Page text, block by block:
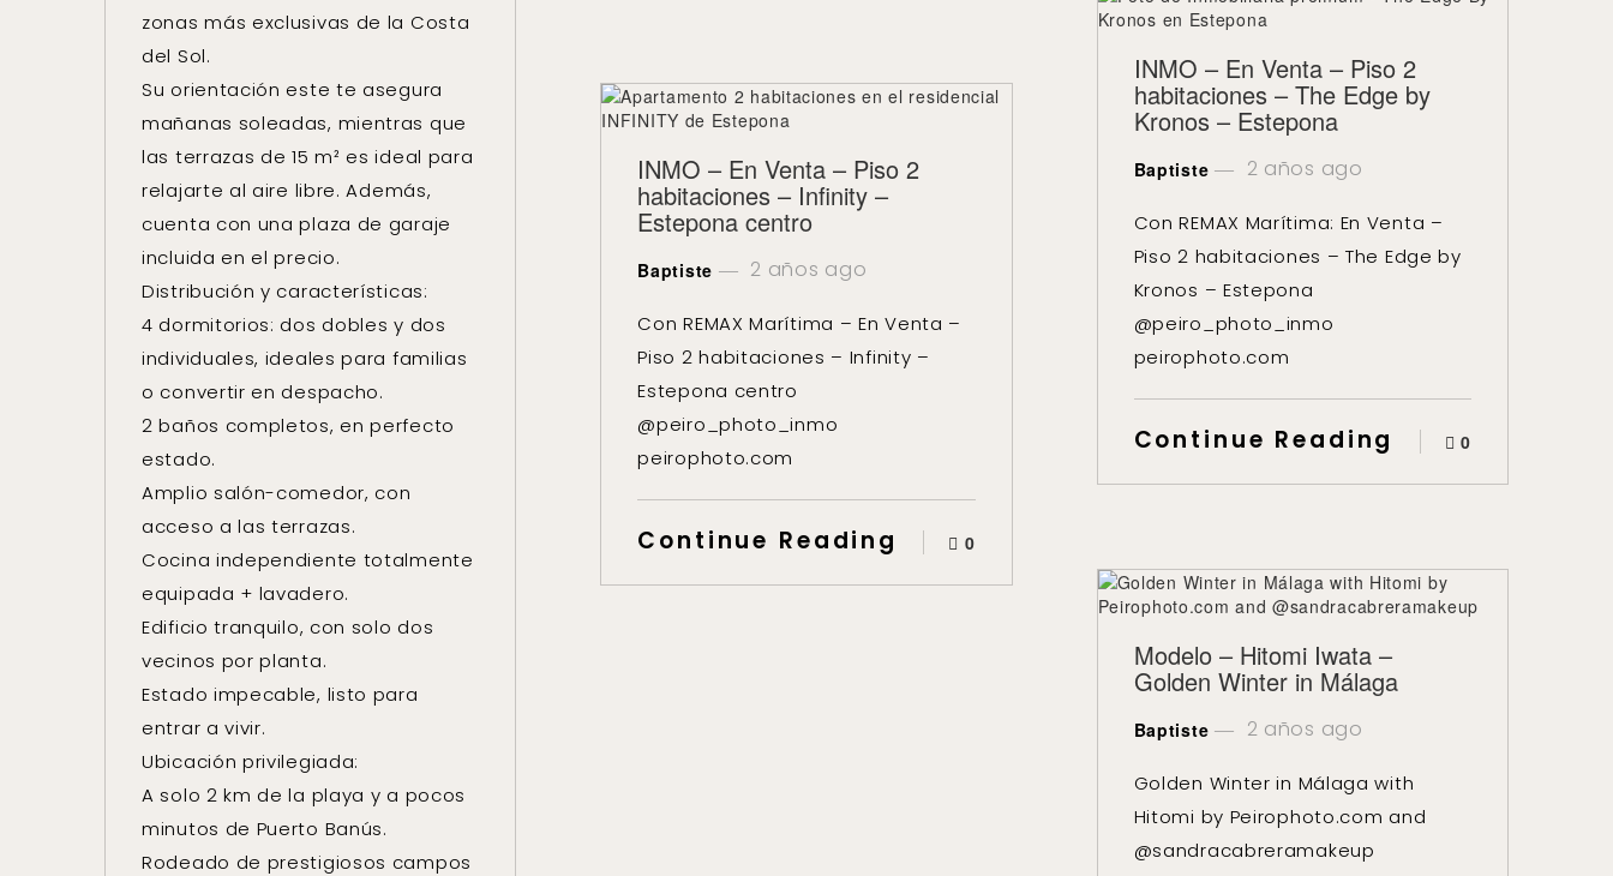
zonas más exclusivas de la Costa
del Sol.
Su orientación este te asegura
mañanas soleadas, mientras que
las terrazas de 15 m² es ideal para
relajarte al aire libre. Además,
cuenta con una plaza de garaje
incluida en el precio.
Distribución y características:
4 dormitorios: dos dobles y dos
individuales, ideales para familias
o convertir en despacho.
2 baños completos, en perfecto
estado.
Amplio salón-comedor, con
acceso a las terrazas.
Cocina independiente totalmente
equipada + lavadero.
Edificio tranquilo, con solo dos
vecinos por planta.
Estado impecable, listo para
entrar a vivir.
Ubicación privilegiada:
A solo 2 km de la playa y a pocos
minutos de Puerto Banús.
Rodeado de prestigiosos campos
INMO – En Venta – Piso 2
habitaciones – The Edge by
Kronos – Estepona
Baptiste 2 años ago
Con REMAX Marítima: En Venta –
Piso 2 habitaciones – The Edge by
Kronos – Estepona
@peiro_photo_inmo
peirophoto.com
Continue Reading 0
INMO – En Venta – Piso 2
habitaciones – Infinity –
Estepona centro
Baptiste 2 años ago
Con REMAX Marítima – En Venta –
Piso 2 habitaciones – Infinity –
Estepona centro
@peiro_photo_inmo
peirophoto.com
Continue Reading 0
Modelo – Hitomi Iwata –
Golden Winter in Málaga
Baptiste 2 años ago
Golden Winter in Málaga with
Hitomi by Peirophoto.com and
@sandracabreramakeup